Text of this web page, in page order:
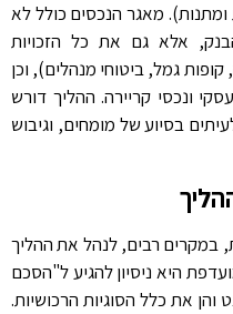
ומתנות). מאגר הנכסים כולל לא
אלא גם את כל הזכויות
קופות גמל, ביטוחי מנהלים), וכן
ונכסי קריירה. ההליך דורש
בסיוע של מומחים, וגיבוש
במקרים רבים, לנהל את ההליך
היא ניסיון להגיע ל"הסכם
והן את כלל הסוגיות הרכושיות.